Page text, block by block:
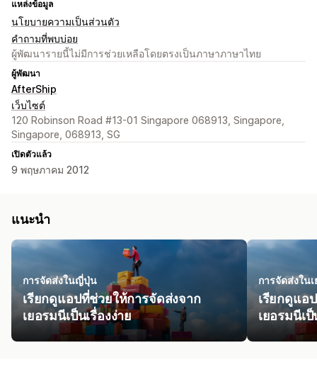
แหล่งข้อมูล
นโยบายความเป็นส่วนตัว
คำถามที่พบบ่อย
ผู้พัฒนารายนี้ไม่มีการช่วยเหลือโดยตรงเป็นภาษาภาษาไทย
ผู้พัฒนา
AfterShip
เว็บไซต์
120 Robinson Road #13-01 Singapore 068913, Singapore,
Singapore, 068913, SG
เปิดตัวแล้ว
9 พฤษภาคม 2012
แนะนำ
การจัดส่งในญี่ปุ่น
เรียกดูแอปที่ช่วยให้การจัดส่งจาก
เยอรมนีเป็นเรื่องง่าย
การจัดส่งใน
เรียกดูแอ
เยอรมนีเป็